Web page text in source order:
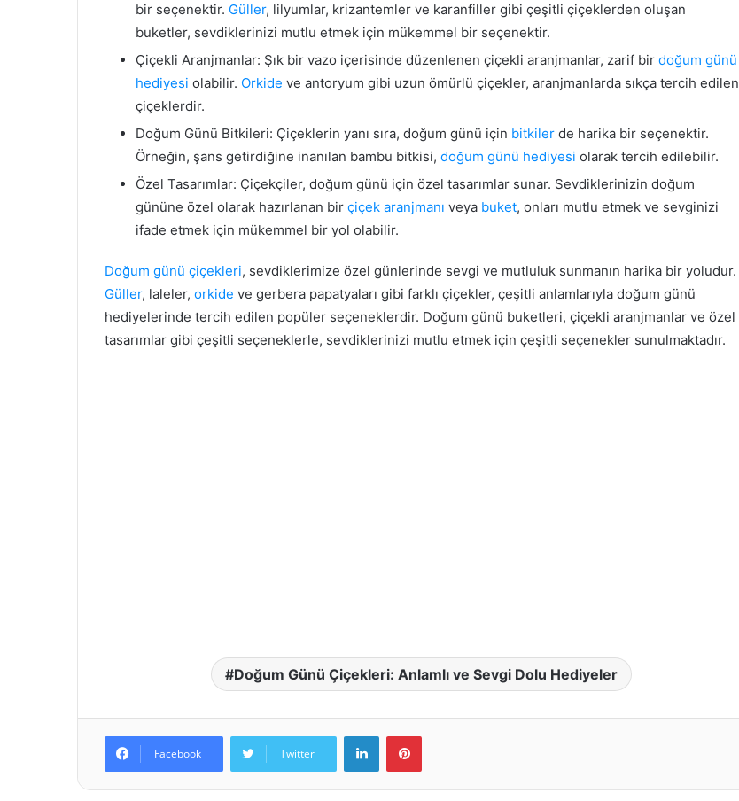
bir seçenektir. Güller, lilyumlar, krizantemler ve karanfiller gibi çeşitli çiçeklerden oluşan
buketler, sevdiklerinizi mutlu etmek için mükemmel bir seçenektir.
Çiçekli Aranjmanlar: Şık bir vazo içerisinde düzenlenen çiçekli aranjmanlar, zarif bir doğum günü
hediyesi olabilir. Orkide ve antoryum gibi uzun ömürlü çiçekler, aranjmanlarda sıkça tercih edilen
çiçeklerdir.
Doğum Günü Bitkileri: Çiçeklerin yanı sıra, doğum günü için bitkiler de harika bir seçenektir.
Örneğin, şans getirdiğine inanılan bambu bitkisi, doğum günü hediyesi olarak tercih edilebilir.
Özel Tasarımlar: Çiçekçiler, doğum günü için özel tasarımlar sunar. Sevdiklerinizin doğum
gününe özel olarak hazırlanan bir çiçek aranjmanı veya buket, onları mutlu etmek ve sevginizi
ifade etmek için mükemmel bir yol olabilir.
Doğum günü çiçekleri, sevdiklerimize özel günlerinde sevgi ve mutluluk sunmanın harika bir yoludur.
Güller, laleler, orkide ve gerbera papatyaları gibi farklı çiçekler, çeşitli anlamlarıyla doğum günü
hediyelerinde tercih edilen popüler seçeneklerdir. Doğum günü buketleri, çiçekli aranjmanlar ve özel
tasarımlar gibi çeşitli seçeneklerle, sevdiklerinizi mutlu etmek için çeşitli seçenekler sunulmaktadır.
Doğum Günü Çiçekleri: Anlamlı ve Sevgi Dolu Hediyeler
Facebook Twitter